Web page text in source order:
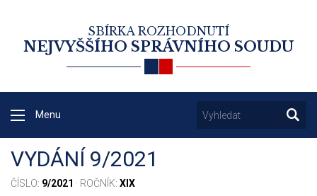
SBÍRKA ROZHODNUTÍ
NEJVYŠŠÍHO SPRÁVNÍHO SOUDU
Menu
VYDÁNÍ 9/2021
ČÍSLO: 9/2021 · ROČNÍK: XIX